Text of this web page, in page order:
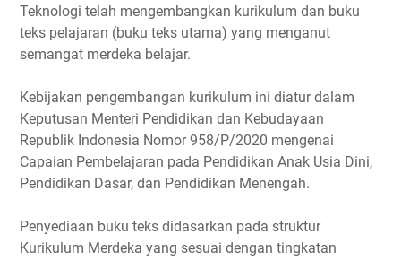
Teknologi telah mengembangkan kurikulum dan buku
teks pelajaran (buku teks utama) yang menganut
semangat merdeka belajar.
Kebijakan pengembangan kurikulum ini diatur dalam
Keputusan Menteri Pendidikan dan Kebudayaan
Republik Indonesia Nomor 958/P/2020 mengenai
Capaian Pembelajaran pada Pendidikan Anak Usia Dini,
Pendidikan Dasar, dan Pendidikan Menengah.
Penyediaan buku teks didasarkan pada struktur
Kurikulum Merdeka yang sesuai dengan tingkatan